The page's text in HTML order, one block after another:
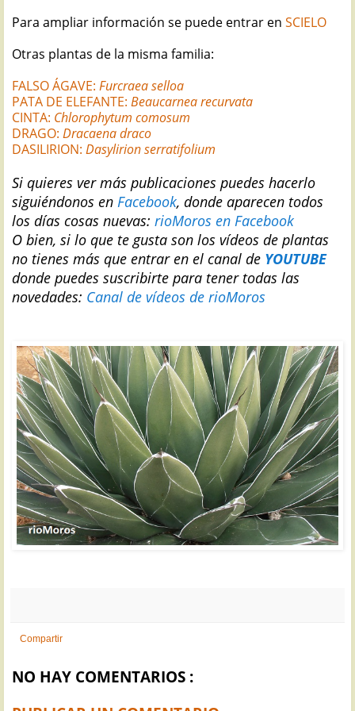
Para ampliar información se puede entrar en SCIELO
Otras plantas de la misma familia:
FALSO ÁGAVE: Furcraea selloa
PATA DE ELEFANTE: Beaucarnea recurvata
CINTA: Chlorophytum comosum
DRAGO: Dracaena draco
DASILIRION: Dasylirion serratifolium
Si quieres ver más publicaciones puedes hacerlo
siguiéndonos en Facebook, donde aparecen todos
los días cosas nuevas: rioMoros en Facebook
O bien, si lo que te gusta son los vídeos de plantas
no tienes más que entrar en el canal de YOUTUBE
donde puedes suscribirte para tener todas las
novedades: Canal de vídeos de rioMoros
Compartir
NO HAY COMENTARIOS :